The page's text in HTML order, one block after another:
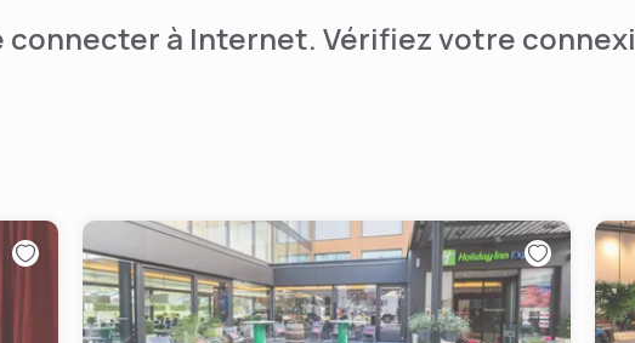
connecter à Internet. Vérifiez votre